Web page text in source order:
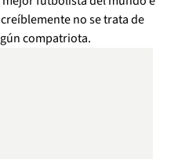
no se trata de
compatriota.